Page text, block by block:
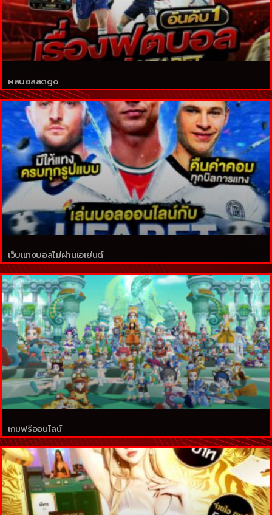
ผลบอลสดgo
เว็บแทงบอลไม่ผ่านเอเย่นต์
เกมฟรีออนไลน์